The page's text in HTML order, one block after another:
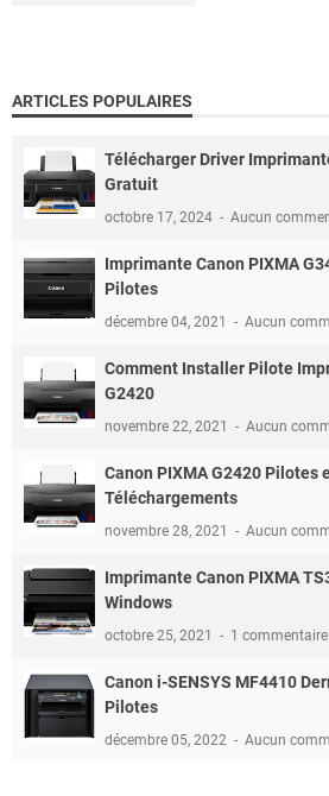
ARTICLES POPULAIRES
Télécharger Driver
Gratuit
octobre 17, 2024 Aucun
Imprimante Canon PIXMA
Pilotes
décembre 04, 2021 Aucun
Comment Installer Pilote
G2420
novembre 22, 2021 Aucun
Canon PIXMA G2420 Pilotes
Téléchargements
novembre 28, 2021 Aucun
Imprimante Canon PIXMA
Windows
octobre 25, 2021 1 commentaire
Canon i-SENSYS MF4410
Pilotes
décembre 05, 2022 Aucun